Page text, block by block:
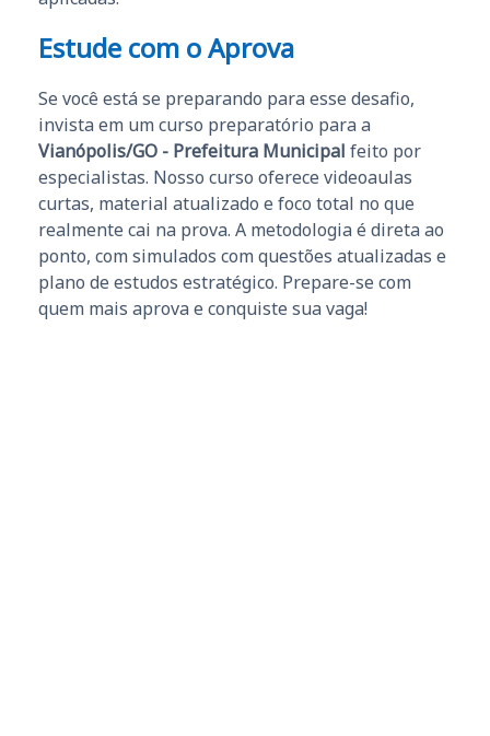
Estude com o Aprova
Se você está se preparando para esse desafio,
invista em um curso preparatório para a
Vianópolis/GO - Prefeitura Municipal feito por
especialistas. Nosso curso oferece videoaulas
curtas, material atualizado e foco total no que
realmente cai na prova. A metodologia é direta ao
ponto, com simulados com questões atualizadas e
plano de estudos estratégico. Prepare-se com
quem mais aprova e conquiste sua vaga!